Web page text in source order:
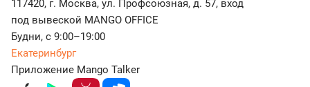
117420, г. Москва, ул. Профсоюзная, д. 57, вход
под вывеской MANGO OFFICE
Будни, с 9:00–19:00
Екатеринбург
Приложение Mango Talker